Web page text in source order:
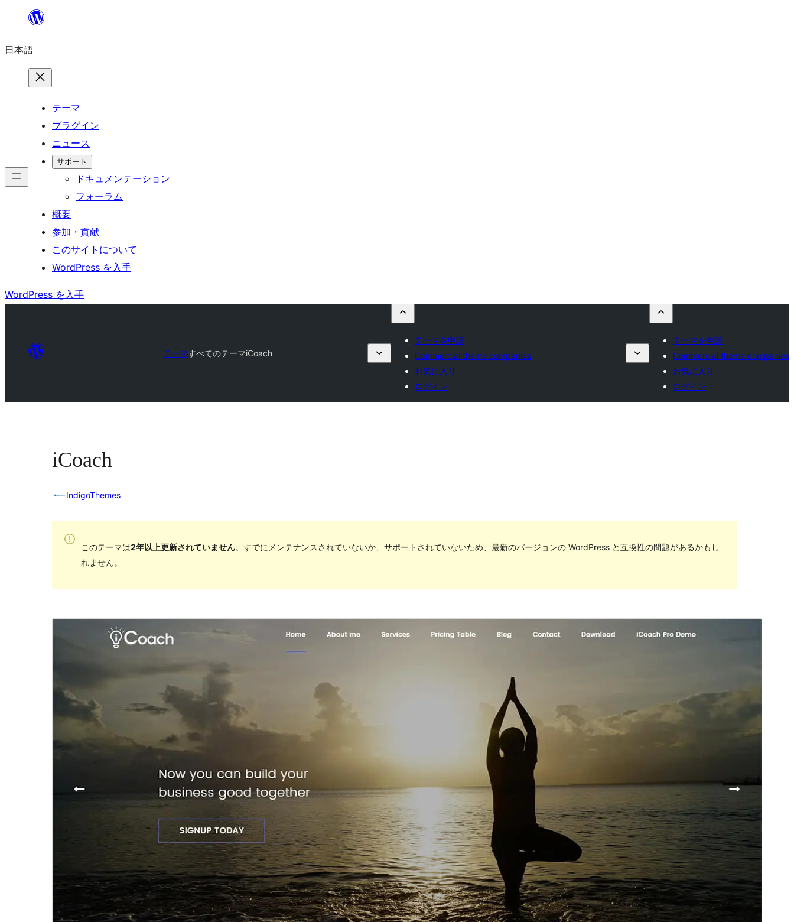
を
日本語
テーマ
プラグイン
ニュース
サポート
ドキュメンテーション
フォーラム
概要
参加・貢献
このサイトについて
WordPress を入手
WordPress を入手
テーマすべてのテーマiCoach
テーマを申請
Commercial theme companies
お気に入り
ログイン
テーマを申請
Commercial theme companies
お気に入り
ログイン
iCoach
IndigoThemes
このテーマは2年以上更新されていません。すでにメンテナンスされていないか、サポートされていないため、最新のバージョンの WordPress と互換性の問題があるかもし
れません。